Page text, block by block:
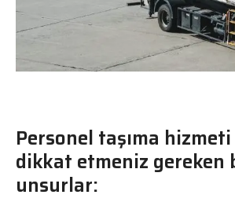
Personel taşıma hizmeti
dikkat etmeniz gereken
unsurlar: